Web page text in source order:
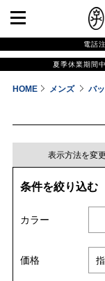
電話
夏季休業期間
HOME メンズ バ
表示方法を変
条件を絞り込む
カラー
価格